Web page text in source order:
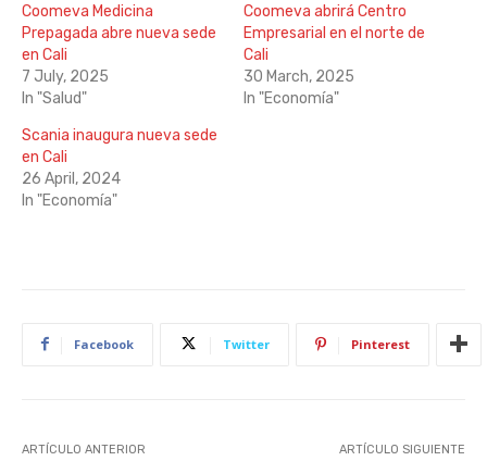
Coomeva Medicina
Prepagada abre nueva sede
en Cali
7 July, 2025
In "Salud"
Coomeva abrirá Centro
Empresarial en el norte de
Cali
30 March, 2025
In "Economía"
Scania inaugura nueva sede
en Cali
26 April, 2024
In "Economía"
Facebook Twitter Pinterest
ARTÍCULO ANTERIOR ARTÍCULO SIGUIENTE